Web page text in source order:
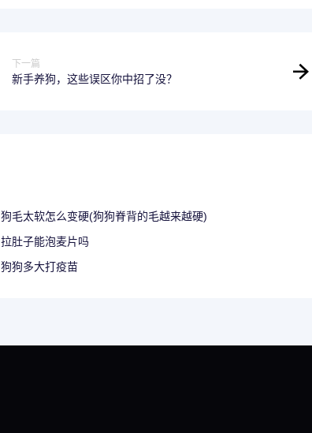
下一篇
新手养狗，这些误区你中招了没？
狗毛太软怎么变硬(狗狗脊背的毛越来越硬)
拉肚子能泡麦片吗
狗狗多大打疫苗